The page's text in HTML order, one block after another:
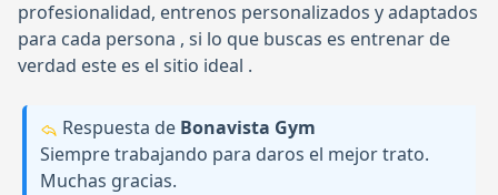
profesionalidad, entrenos personalizados y adaptados
para cada persona , si lo que buscas es entrenar de
verdad este es el sitio ideal .
Respuesta de Bonavista Gym
Siempre trabajando para daros el mejor trato.
Muchas gracias.